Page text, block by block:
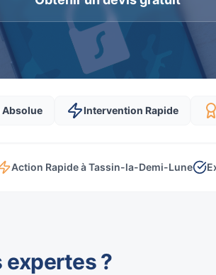
Intervention Rapide
Action Rapide à Tassin-la-Demi-Lune
expertes ?